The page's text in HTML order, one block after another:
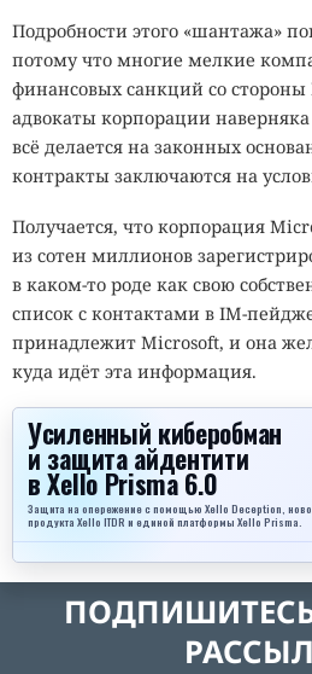
Подробности этого «шантажа»
потому что многие мелкие
финансовых санкций со стороны
адвокаты корпорации
всё делается на законных
контракты заключаются на
Получается, что корпорация
из сотен миллионов
в каком-то роде как свою
список с контактами в IM-
принадлежит Microsoft, и она
куда идёт эта информация.
Усиленный киберобман
и защита айдентити
в Xello Prisma 6.0
Защита на опережение с помощью Xello Deception,
продукта Xello ITDR и единой платформы Xello Prisma.
ПОДПИШИТЕСЬ